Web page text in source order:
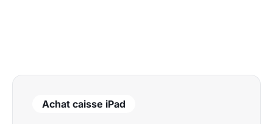
Achat caisse iPad